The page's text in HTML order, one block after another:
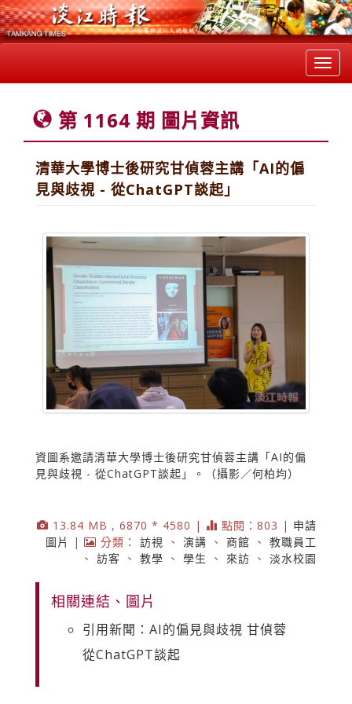
第 1164 期 圖片資訊
清華大學博士後研究甘偵蓉主講「AI的偏
見與歧視 - 從ChatGPT談起」
資圖系邀請清華大學博士後研究甘偵蓉主講「AI的偏
見與歧視 - 從ChatGPT談起」。（攝影／何柏均）
13.84 MB , 6870 * 4580 | 點閱：803 | 申請
圖片
| 分類： 訪視 、 演講 、 商館 、 教職員工
、 訪客 、 教學 、 學生 、 來訪 、 淡水校園
相關連結、圖片
引用新聞：AI的偏見與歧視 甘偵蓉
從ChatGPT談起